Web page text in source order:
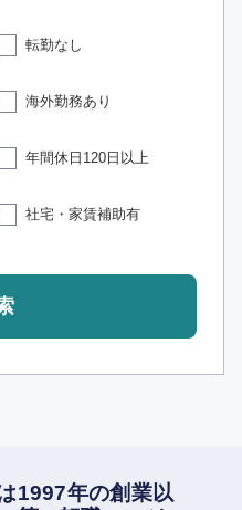
転勤なし
海外勤務あり
年間休日120日以上
社宅・家賃補助有
1997年の創業以